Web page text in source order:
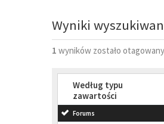
Wyniki
1 wyników zostało
Według typu
zawartości
Forums